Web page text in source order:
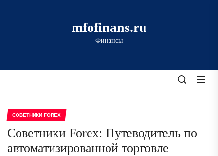
mfofinans.ru
Финансы
СОВЕТНИКИ FOREX
Советники Forex: Путеводитель по
автоматизированной торговле